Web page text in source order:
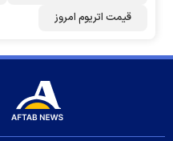
قیمت اتریوم امروز